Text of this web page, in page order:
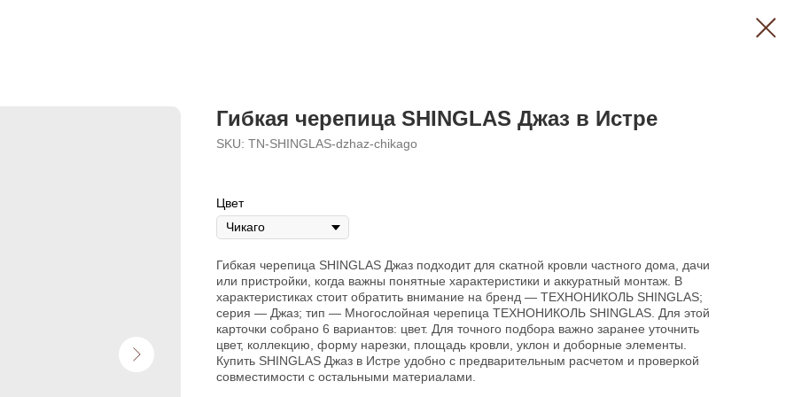
Гибкая черепица SHINGLAS Джаз в Истре
SKU: TN-SHINGLAS-dzhaz-chikago
Цвет
Гибкая черепица SHINGLAS Джаз подходит для скатной кровли частного дома, дачи
или пристройки, когда важны понятные характеристики и аккуратный монтаж. В
характеристиках стоит обратить внимание на бренд — ТЕХНОНИКОЛЬ SHINGLAS;
серия — Джаз; тип — Многослойная черепица ТЕХНОНИКОЛЬ SHINGLAS. Для этой
карточки собрано 6 вариантов: цвет. Для точного подбора важно заранее уточнить
цвет, коллекцию, форму нарезки, площадь кровли, уклон и доборные элементы.
Купить SHINGLAS Джаз в Истре удобно с предварительным расчетом и проверкой
совместимости с остальными материалами.